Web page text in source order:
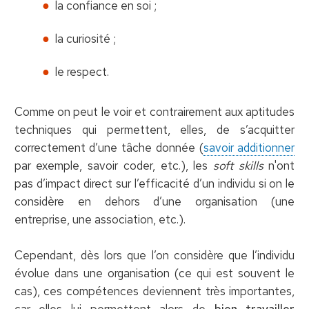
la confiance en soi ;
la curiosité ;
le respect.
Comme on peut le voir et contrairement aux aptitudes
techniques qui permettent, elles, de s’acquitter
correctement d’une tâche donnée (savoir additionner
par exemple, savoir coder, etc.), les soft skillsn'ont
pas d’impact direct sur l’efficacité d’un individu si on le
considère en dehors d’une organisation (une
entreprise, une association, etc.).
Cependant, dès lors que l’on considère que l’individu
évolue dans une organisation (ce qui est souvent le
cas), ces compétences deviennent très importantes,